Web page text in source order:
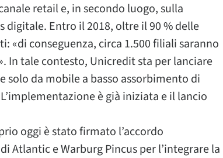
retail e, in secondo luogo, sulla
Entro il 2018, oltre il 90 % delle
«di conseguenza, circa 1.500 filiali saranno
In tale contesto, Unicredit sta per lanciare
solo da mobile a basso assorbimento di
è già iniziata e il lancio
oggi è stato firmato l’accordo
Atlantic e Warburg Pincus per l’integrare la